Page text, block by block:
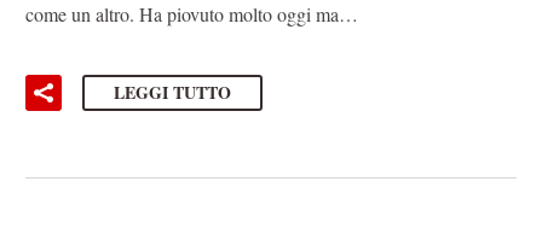
come un altro. Ha piovuto molto oggi ma…
LEGGI TUTTO